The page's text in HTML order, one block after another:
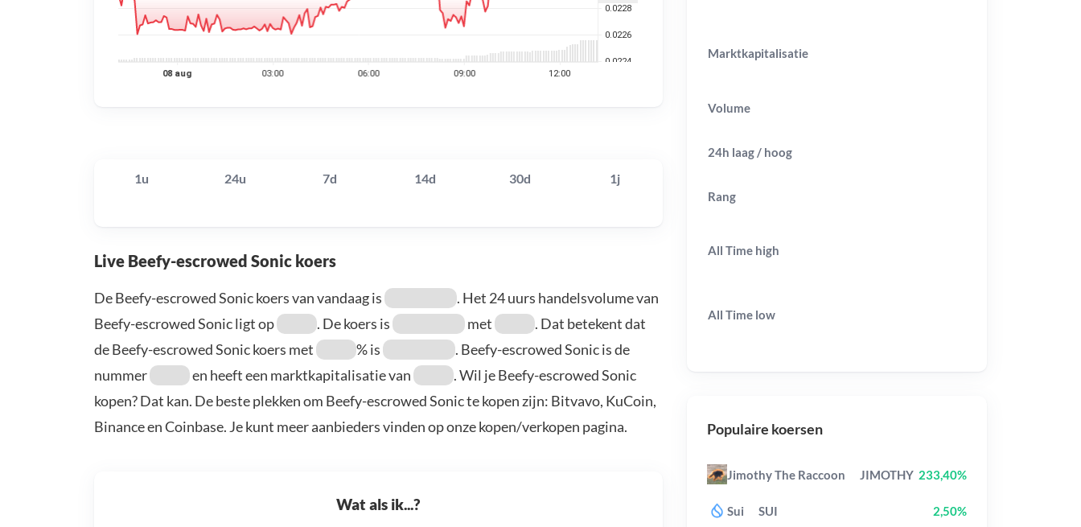
1u 24u 7d 14d 30d 1j
Live Beefy-escrowed Sonic koers
De Beefy-escrowed Sonic koers van vandaag is
. Het 24 uurs handelsvolume van
Beefy-escrowed Sonic ligt op
. De koers is met
. Dat betekent dat
de Beefy-escrowed Sonic koers met
% is
. Beefy-escrowed Sonic is de
nummer
en heeft een marktkapitalisatie van
. Wil je Beefy-escrowed Sonic
kopen? Dat kan. De beste plekken om Beefy-escrowed Sonic te kopen zijn: Bitvavo, KuCoin,
Binance en Coinbase. Je kunt meer aanbieders vinden op onze kopen/verkopen pagina.
Wat als ik...?
Marktkapitalisatie
Volume
24h laag / hoog
Rang
All Time high
All Time low
Populaire koersen
Jimothy The Raccoon JIMOTHY 233,40%
Sui SUI 2,50%